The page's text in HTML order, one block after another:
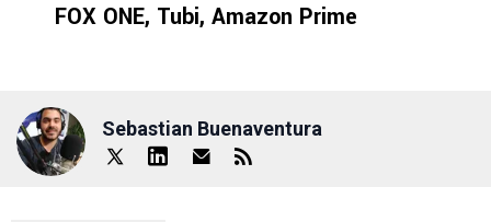
FOX ONE, Tubi, Amazon Prime
Sebastian Buenaventura